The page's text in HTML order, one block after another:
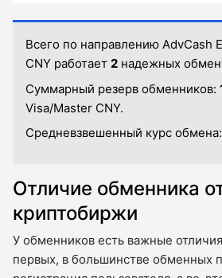
Всего по направлению AdvCash
CNY работает 2 надежных
Суммарный резерв обменников:
Visa/Master CNY.
Средневзвешенный курс обмена:
Отличие обменника
криптобиржи
У обменников есть важные
первых, в большинстве обменных